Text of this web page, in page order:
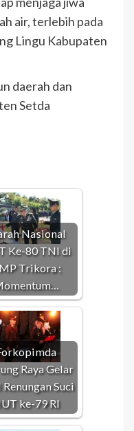
air, terlebih pada
Lingu Kabupaten
daerah dan
Setda
Nasional
Ke-80 TNI di
Trikora :
Raya Gelar
Suci
ke-79 RI